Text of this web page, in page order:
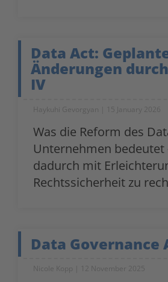
Data Act:
Änderungen
IV
Haykuhi Gevorgyan 15 January 2026
Was die Reform des
Unternehmen bedeutet
dadurch mit
Rechtssicherheit zu
Data Governance
Nicole Kopp 12 November 2025